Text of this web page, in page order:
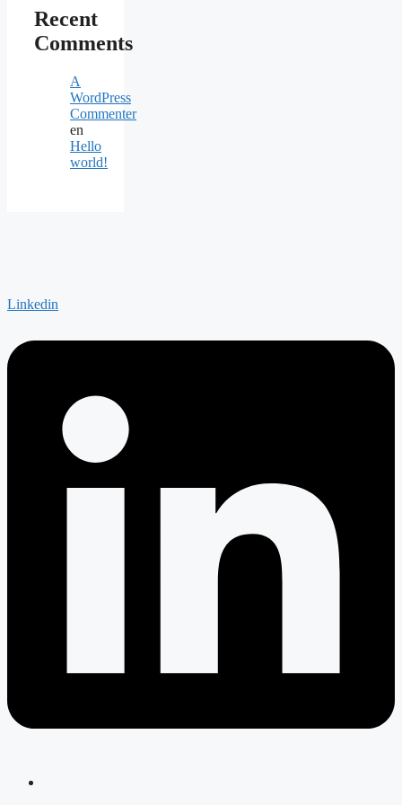
Recent
Comments
A
WordPress
Commenter
en
Hello
world!
Linkedin